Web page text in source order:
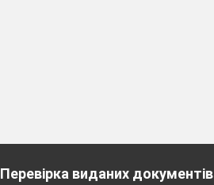
Перевірка виданих документів